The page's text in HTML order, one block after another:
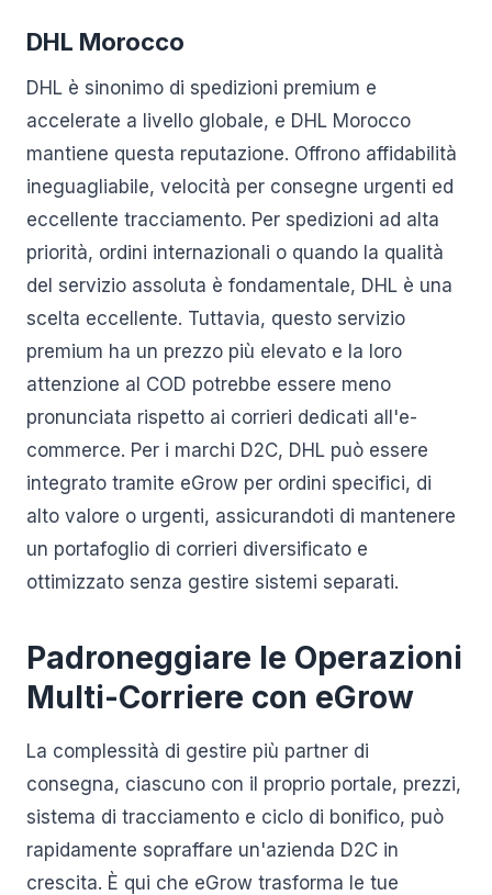
DHL Morocco
DHL è sinonimo di spedizioni premium e
accelerate a livello globale, e DHL Morocco
mantiene questa reputazione. Offrono affidabilità
ineguagliabile, velocità per consegne urgenti ed
eccellente tracciamento. Per spedizioni ad alta
priorità, ordini internazionali o quando la qualità
del servizio assoluta è fondamentale, DHL è una
scelta eccellente. Tuttavia, questo servizio
premium ha un prezzo più elevato e la loro
attenzione al COD potrebbe essere meno
pronunciata rispetto ai corrieri dedicati all'e-
commerce. Per i marchi D2C, DHL può essere
integrato tramite eGrow per ordini specifici, di
alto valore o urgenti, assicurandoti di mantenere
un portafoglio di corrieri diversificato e
ottimizzato senza gestire sistemi separati.
Padroneggiare le Operazioni
Multi-Corriere con eGrow
La complessità di gestire più partner di
consegna, ciascuno con il proprio portale, prezzi,
sistema di tracciamento e ciclo di bonifico, può
rapidamente sopraffare un'azienda D2C in
crescita. È qui che eGrow trasforma le tue